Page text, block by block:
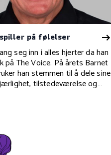
på følelser
seg inn i alles hjerter da han
på The Voice. På årets Barnet
han stemmen til å dele sine
tilstedeværelse og